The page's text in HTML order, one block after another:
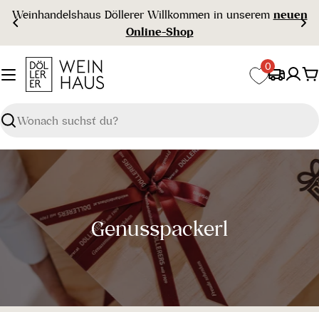
Zum
Inhalt
springen
Weinhandelshaus Döllerer Willkommen in unserem neuen
Online-Shop
Suchen
0
S
a
m
m
Genusspackerl